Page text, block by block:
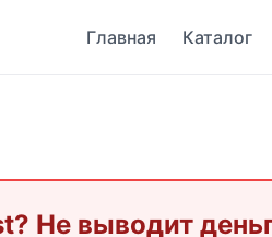
Главная Каталог
? Не выводит